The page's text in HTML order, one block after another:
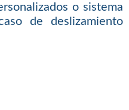
o sistema
de deslizamiento